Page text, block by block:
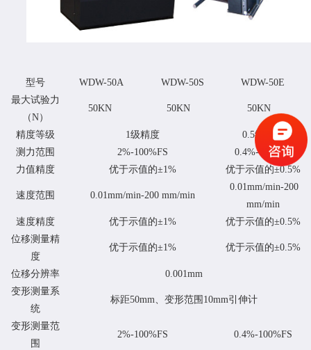
型号 WDW-50A WDW-50S
WDW-50E
最大试验力
（N）
50KN 50KN 50KN
精度等级 1级精度
0.5级精度
测力范围
2%-100%FS
0.4%-100%；
力值精度
优于示值的±1% 优于示值的±0.5%
速度范围 0.01mm/min-200 mm/min
0.01mm/min-200
mm/min
速度精度
优于示值的±1% 优于示值的±0.5%
位移测量精
度
优于示值的±1% 优于示值的±0.5%
位移分辨率
0.001mm
变形测量系
统
标距50mm、变形范围10mm引伸计
变形测量范
围
2%-100%FS 0.4%-100%FS